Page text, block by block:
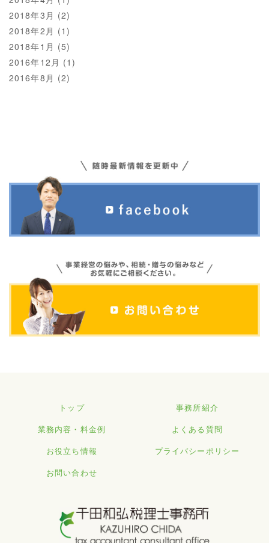
2018年3月 (2)
2018年2月 (1)
2018年1月 (5)
2016年12月 (1)
2016年8月 (2)
トップ
事務所紹介
業務内容・料金例
よくある質問
お役立ち情報
プライバシーポリシー
お問い合わせ